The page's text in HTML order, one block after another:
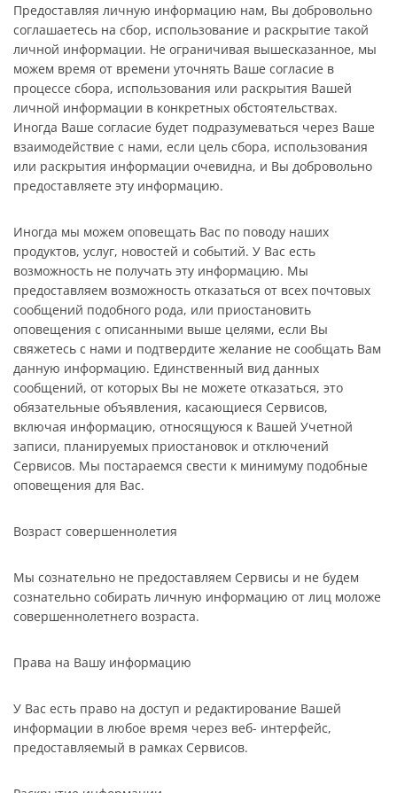
Предоставляя личную информацию нам, Вы добровольно
соглашаетесь на сбор, использование и раскрытие такой
личной информации. Не ограничивая вышесказанное, мы
можем время от времени уточнять Ваше согласие в
процессе сбора, использования или раскрытия Вашей
личной информации в конкретных обстоятельствах.
Иногда Ваше согласие будет подразумеваться через Ваше
взаимодействие с нами, если цель сбора, использования
или раскрытия информации очевидна, и Вы добровольно
предоставляете эту информацию.
Иногда мы можем оповещать Вас по поводу наших
продуктов, услуг, новостей и событий. У Вас есть
возможность не получать эту информацию. Мы
предоставляем возможность отказаться от всех почтовых
сообщений подобного рода, или приостановить
оповещения с описанными выше целями, если Вы
свяжетесь с нами и подтвердите желание не сообщать Вам
данную информацию. Единственный вид данных
сообщений, от которых Вы не можете отказаться, это
обязательные объявления, касающиеся Сервисов,
включая информацию, относящуюся к Вашей Учетной
записи, планируемых приостановок и отключений
Сервисов. Мы постараемся свести к минимуму подобные
оповещения для Вас.
Возраст совершеннолетия
Мы сознательно не предоставляем Сервисы и не будем
сознательно собирать личную информацию от лиц моложе
совершеннолетнего возраста.
Права на Вашу информацию
У Вас есть право на доступ и редактирование Вашей
информации в любое время через веб- интерфейс,
предоставляемый в рамках Сервисов.